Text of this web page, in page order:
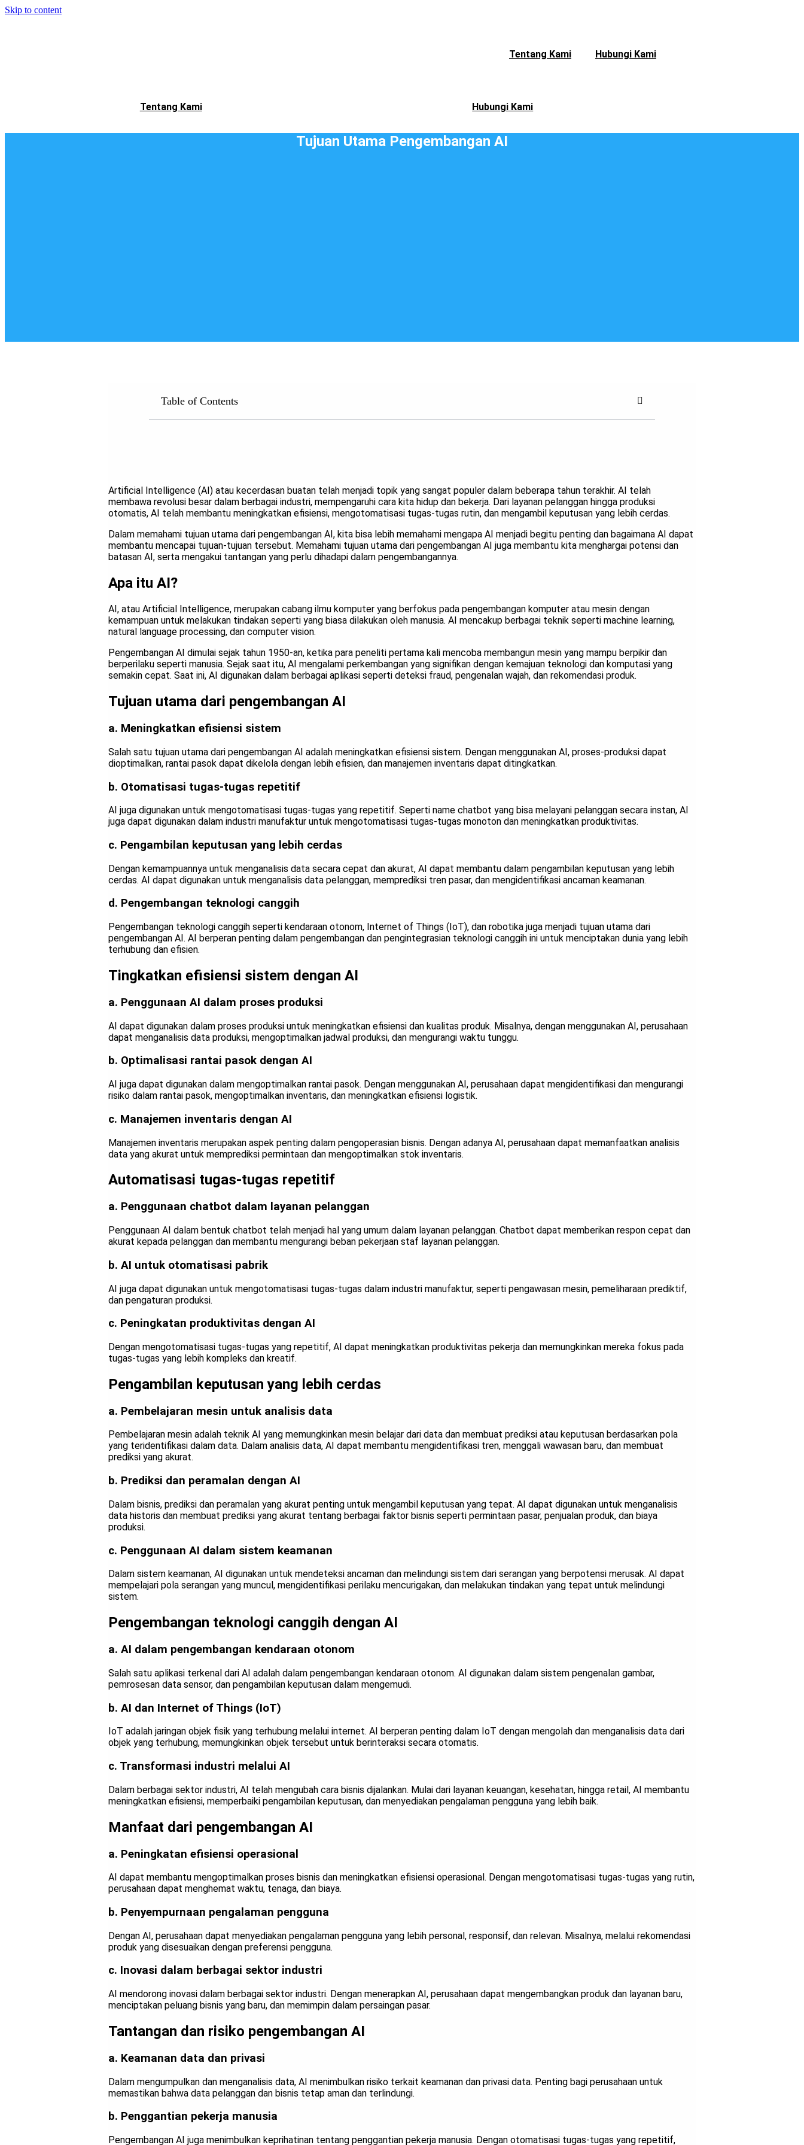
Skip to content
Tentang Kami Hubungi Kami
Tentang Kami Hubungi Kami
Tujuan Utama Pengembangan AI
Table of Contents
Artificial Intelligence (AI) atau kecerdasan buatan telah menjadi topik yang sangat populer dalam beberapa tahun terakhir. AI telah
membawa revolusi besar dalam berbagai industri, mempengaruhi cara kita hidup dan bekerja. Dari layanan pelanggan hingga produksi
otomatis, AI telah membantu meningkatkan efisiensi, mengotomatisasi tugas-tugas rutin, dan mengambil keputusan yang lebih cerdas.
Dalam memahami tujuan utama dari pengembangan AI, kita bisa lebih memahami mengapa AI menjadi begitu penting dan bagaimana AI dapat
membantu mencapai tujuan-tujuan tersebut. Memahami tujuan utama dari pengembangan AI juga membantu kita menghargai potensi dan
batasan AI, serta mengakui tantangan yang perlu dihadapi dalam pengembangannya.
Apa itu AI?
AI, atau Artificial Intelligence, merupakan cabang ilmu komputer yang berfokus pada pengembangan komputer atau mesin dengan
kemampuan untuk melakukan tindakan seperti yang biasa dilakukan oleh manusia. AI mencakup berbagai teknik seperti machine learning,
natural language processing, dan computer vision.
Pengembangan AI dimulai sejak tahun 1950-an, ketika para peneliti pertama kali mencoba membangun mesin yang mampu berpikir dan
berperilaku seperti manusia. Sejak saat itu, AI mengalami perkembangan yang signifikan dengan kemajuan teknologi dan komputasi yang
semakin cepat. Saat ini, AI digunakan dalam berbagai aplikasi seperti deteksi fraud, pengenalan wajah, dan rekomendasi produk.
Tujuan utama dari pengembangan AI
a. Meningkatkan efisiensi sistem
Salah satu tujuan utama dari pengembangan AI adalah meningkatkan efisiensi sistem. Dengan menggunakan AI, proses-produksi dapat
dioptimalkan, rantai pasok dapat dikelola dengan lebih efisien, dan manajemen inventaris dapat ditingkatkan.
b. Otomatisasi tugas-tugas repetitif
AI juga digunakan untuk mengotomatisasi tugas-tugas yang repetitif. Seperti name chatbot yang bisa melayani pelanggan secara instan, AI
juga dapat digunakan dalam industri manufaktur untuk mengotomatisasi tugas-tugas monoton dan meningkatkan produktivitas.
c. Pengambilan keputusan yang lebih cerdas
Dengan kemampuannya untuk menganalisis data secara cepat dan akurat, AI dapat membantu dalam pengambilan keputusan yang lebih
cerdas. AI dapat digunakan untuk menganalisis data pelanggan, memprediksi tren pasar, dan mengidentifikasi ancaman keamanan.
d. Pengembangan teknologi canggih
Pengembangan teknologi canggih seperti kendaraan otonom, Internet of Things (IoT), dan robotika juga menjadi tujuan utama dari
pengembangan AI. AI berperan penting dalam pengembangan dan pengintegrasian teknologi canggih ini untuk menciptakan dunia yang lebih
terhubung dan efisien.
Tingkatkan efisiensi sistem dengan AI
a. Penggunaan AI dalam proses produksi
AI dapat digunakan dalam proses produksi untuk meningkatkan efisiensi dan kualitas produk. Misalnya, dengan menggunakan AI, perusahaan
dapat menganalisis data produksi, mengoptimalkan jadwal produksi, dan mengurangi waktu tunggu.
b. Optimalisasi rantai pasok dengan AI
AI juga dapat digunakan dalam mengoptimalkan rantai pasok. Dengan menggunakan AI, perusahaan dapat mengidentifikasi dan mengurangi
risiko dalam rantai pasok, mengoptimalkan inventaris, dan meningkatkan efisiensi logistik.
c. Manajemen inventaris dengan AI
Manajemen inventaris merupakan aspek penting dalam pengoperasian bisnis. Dengan adanya AI, perusahaan dapat memanfaatkan analisis
data yang akurat untuk memprediksi permintaan dan mengoptimalkan stok inventaris.
Automatisasi tugas-tugas repetitif
a. Penggunaan chatbot dalam layanan pelanggan
Penggunaan AI dalam bentuk chatbot telah menjadi hal yang umum dalam layanan pelanggan. Chatbot dapat memberikan respon cepat dan
akurat kepada pelanggan dan membantu mengurangi beban pekerjaan staf layanan pelanggan.
b. AI untuk otomatisasi pabrik
AI juga dapat digunakan untuk mengotomatisasi tugas-tugas dalam industri manufaktur, seperti pengawasan mesin, pemeliharaan prediktif,
dan pengaturan produksi.
c. Peningkatan produktivitas dengan AI
Dengan mengotomatisasi tugas-tugas yang repetitif, AI dapat meningkatkan produktivitas pekerja dan memungkinkan mereka fokus pada
tugas-tugas yang lebih kompleks dan kreatif.
Pengambilan keputusan yang lebih cerdas
a. Pembelajaran mesin untuk analisis data
Pembelajaran mesin adalah teknik AI yang memungkinkan mesin belajar dari data dan membuat prediksi atau keputusan berdasarkan pola
yang teridentifikasi dalam data. Dalam analisis data, AI dapat membantu mengidentifikasi tren, menggali wawasan baru, dan membuat
prediksi yang akurat.
b. Prediksi dan peramalan dengan AI
Dalam bisnis, prediksi dan peramalan yang akurat penting untuk mengambil keputusan yang tepat. AI dapat digunakan untuk menganalisis
data historis dan membuat prediksi yang akurat tentang berbagai faktor bisnis seperti permintaan pasar, penjualan produk, dan biaya
produksi.
c. Penggunaan AI dalam sistem keamanan
Dalam sistem keamanan, AI digunakan untuk mendeteksi ancaman dan melindungi sistem dari serangan yang berpotensi merusak. AI dapat
mempelajari pola serangan yang muncul, mengidentifikasi perilaku mencurigakan, dan melakukan tindakan yang tepat untuk melindungi
sistem.
Pengembangan teknologi canggih dengan AI
a. AI dalam pengembangan kendaraan otonom
Salah satu aplikasi terkenal dari AI adalah dalam pengembangan kendaraan otonom. AI digunakan dalam sistem pengenalan gambar,
pemrosesan data sensor, dan pengambilan keputusan dalam mengemudi.
b. AI dan Internet of Things (IoT)
IoT adalah jaringan objek fisik yang terhubung melalui internet. AI berperan penting dalam IoT dengan mengolah dan menganalisis data dari
objek yang terhubung, memungkinkan objek tersebut untuk berinteraksi secara otomatis.
c. Transformasi industri melalui AI
Dalam berbagai sektor industri, AI telah mengubah cara bisnis dijalankan. Mulai dari layanan keuangan, kesehatan, hingga retail, AI membantu
meningkatkan efisiensi, memperbaiki pengambilan keputusan, dan menyediakan pengalaman pengguna yang lebih baik.
Manfaat dari pengembangan AI
a. Peningkatan efisiensi operasional
AI dapat membantu mengoptimalkan proses bisnis dan meningkatkan efisiensi operasional. Dengan mengotomatisasi tugas-tugas yang rutin,
perusahaan dapat menghemat waktu, tenaga, dan biaya.
b. Penyempurnaan pengalaman pengguna
Dengan AI, perusahaan dapat menyediakan pengalaman pengguna yang lebih personal, responsif, dan relevan. Misalnya, melalui rekomendasi
produk yang disesuaikan dengan preferensi pengguna.
c. Inovasi dalam berbagai sektor industri
AI mendorong inovasi dalam berbagai sektor industri. Dengan menerapkan AI, perusahaan dapat mengembangkan produk dan layanan baru,
menciptakan peluang bisnis yang baru, dan memimpin dalam persaingan pasar.
Tantangan dan risiko pengembangan AI
a. Keamanan data dan privasi
Dalam mengumpulkan dan menganalisis data, AI menimbulkan risiko terkait keamanan dan privasi data. Penting bagi perusahaan untuk
memastikan bahwa data pelanggan dan bisnis tetap aman dan terlindungi.
b. Penggantian pekerja manusia
Pengembangan AI juga menimbulkan keprihatinan tentang penggantian pekerja manusia. Dengan otomatisasi tugas-tugas yang repetitif,